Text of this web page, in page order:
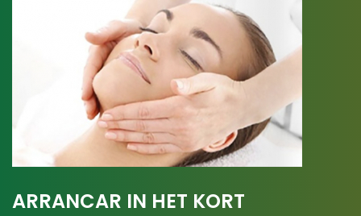
ARRANCAR IN HET KORT